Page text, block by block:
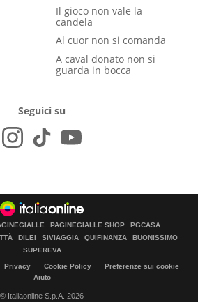
Il gioco non vale la
candela
Al cuor non si comanda
A caval donato non si
guarda in bocca
Seguici su
PAGINEGIALLE SHOP
PGCASA
DILEI SIVIAGGIA QUIFINANZA
BUONISSIMO
SUPEREVA
Privacy Cookie Policy
Preferenze sui cookie
Aiuto
© Italiaonline S.p.A. 2026